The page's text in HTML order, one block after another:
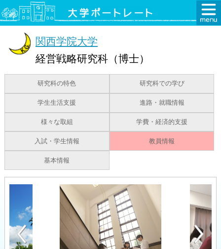
関西学院大学
経営戦略研究科（博士）
研究科の特色 研究科での学び
学生生活支援 進路・就職情報
様々な取組 学費・経済的支援
入試・学生情報 教員情報
基本情報